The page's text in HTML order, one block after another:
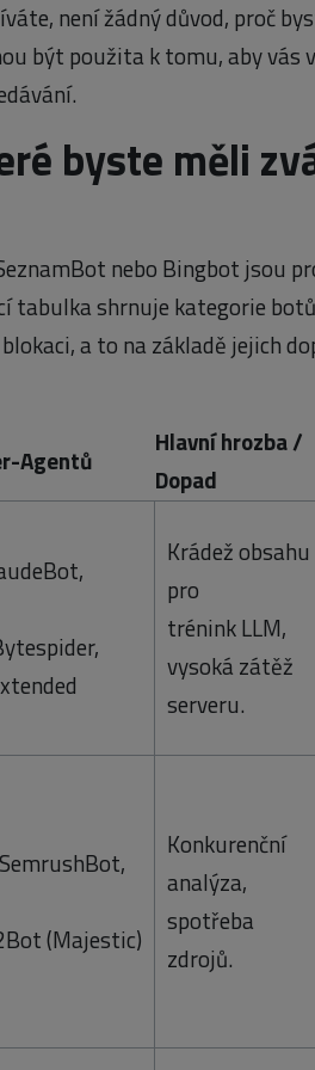
není žádný důvod, proč
být použita k tomu, aby vás
byste měli
nebo Bingbot jsou
tabulka shrnuje kategorie
a to na základě jejich
Agentů
Hlavní hrozba /
Dopad
Krádež obsahu
pro
trénink LLM,
vysoká zátěž
serveru.
(Majestic)
Konkurenční
analýza,
spotřeba
zdrojů.